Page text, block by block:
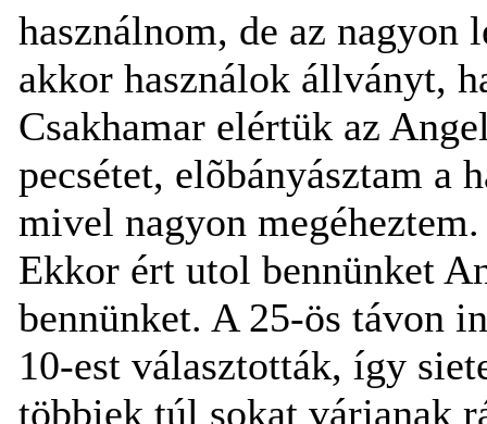
használnom, de az nagyon
akkor használok állványt,
Csakhamar elértük az
pecsétet, elõbányásztam a
mivel nagyon
Ekkor ért utol bennünket
bennünket. A 25-ös távon
10-est választották, így
többiek túl sokat várjanak